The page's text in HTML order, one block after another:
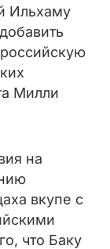
Ильхаму
Милли
на
вкупе с
что Баку